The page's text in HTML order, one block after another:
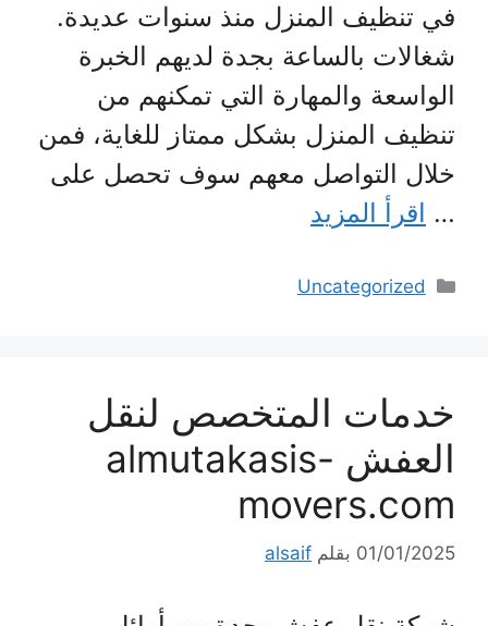
في تنظيف المنزل منذ سنوات عديدة.
شغالات بالساعة بجدة لديهم الخبرة
الواسعة والمهارة التي تمكنهم من
تنظيف المنزل بشكل ممتاز للغاية، فمن
خلال التواصل معهم سوف تحصل على
… اقرأ المزيد
التصنيفات
Uncategorized
خدمات المتخصص لنقل
العفش almutakasis-
movers.com
01/01/2025 بقلم alsaif